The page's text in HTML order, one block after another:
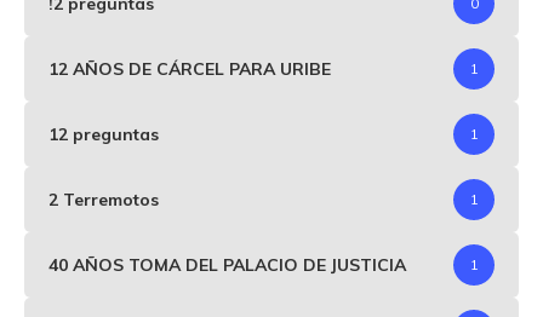
12 AÑOS DE CÁRCEL PARA URIBE 1
12 preguntas 1
2 Terremotos 1
40 AÑOS TOMA DEL PALACIO DE JUSTICIA 1